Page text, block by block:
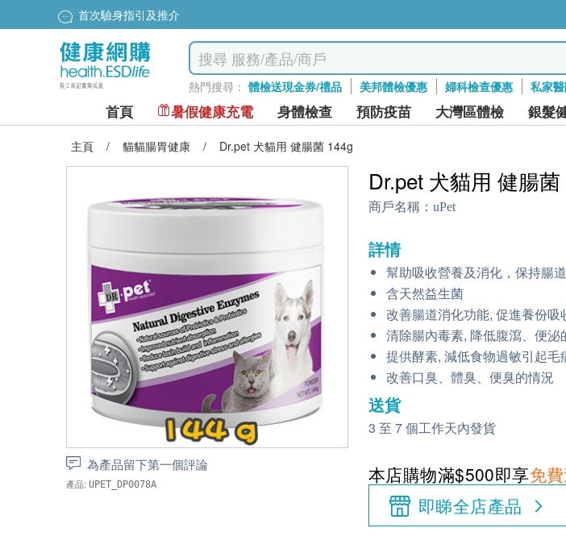
首次驗身指引及推介
熱門搜尋： 體檢送現金券/禮品 美邦體檢優惠 婦科檢查優惠 私家
首頁 暑假健康充電 身體檢查 預防疫苗 大灣區體檢 銀髮
主頁 / 貓貓腸胃健康 / Dr.pet 犬貓用 健腸菌 144g
為產品留下第一個評論
產品: UPET_DP0078A
Dr.pet 犬貓用 健腸菌
商戶名稱： uPet
詳情
幫助吸收營養及消化，保持腸
含天然益生菌
改善腸道消化功能, 促進養份吸
清除腸內毒素, 降低腹瀉、便泌
提供酵素, 減低食物過敏引起毛
改善口臭、體臭、便臭的情況
送貨
3 至 7 個工作天內發貨
本店購物滿$500即享免
即睇全店產品